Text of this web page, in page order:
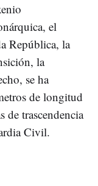
el
República, la
la
se ha
de longitud
de trascendencia
Civil.